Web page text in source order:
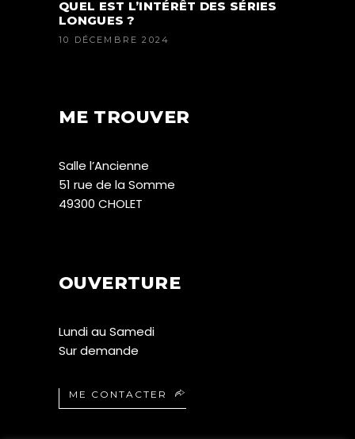
QUEL EST L’INTÉRÊT DES SÉRIES
LONGUES ?
10 DÉCEMBRE 2024
ME TROUVER
Salle l’Ancienne
51 rue de la Somme
49300 CHOLET
OUVERTURE
Lundi au Samedi
Sur demande
ME CONTACTER